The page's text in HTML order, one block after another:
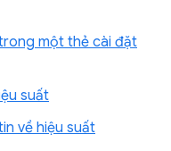
một thẻ cài đặt
suất
về hiệu suất